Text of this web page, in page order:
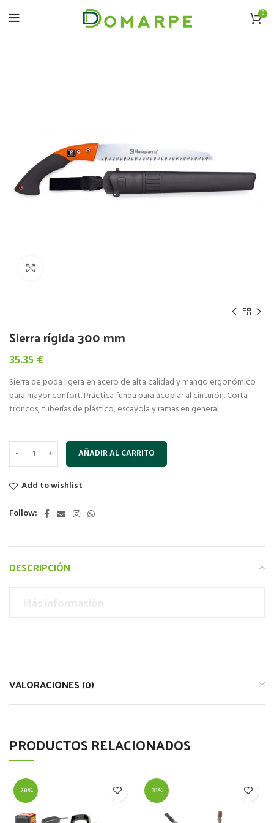
0
Sierra rígida 300 mm
35.35 €
Sierra de poda ligera en acero de alta calidad y mango ergonómico
para mayor confort. Práctica funda para acoplar al cinturón. Corta
troncos, tuberías de plástico, escayola y ramas en general.
AÑADIR AL CARRITO
Add to wishlist
Follow:
DESCRIPCIÓN
VALORACIONES (0)
PRODUCTOS RELACIONADOS
-20% -31%